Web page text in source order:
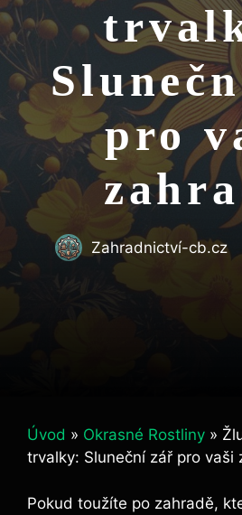
pro
Zahradnictví-cb.cz
Úvod » Okrasné Rostliny »
trvalky: Sluneční zář pro vaši
Pokud toužíte po zahradě,